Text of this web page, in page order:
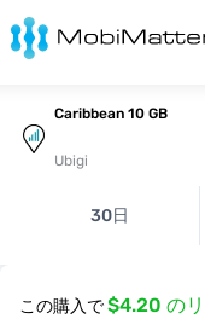
Caribbean 10 GB
Ubigi
30日
この購入で$4.20 の